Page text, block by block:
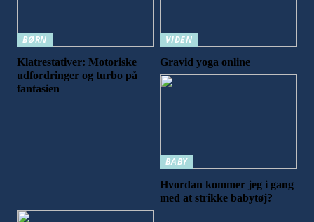
BØRN
Klatrestativer: Motoriske
udfordringer og turbo på
fantasien
VIDEN
Gravid yoga online
BABY
Hvordan kommer jeg i gang
med at strikke babytøj?